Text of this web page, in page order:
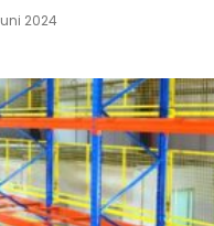
2024